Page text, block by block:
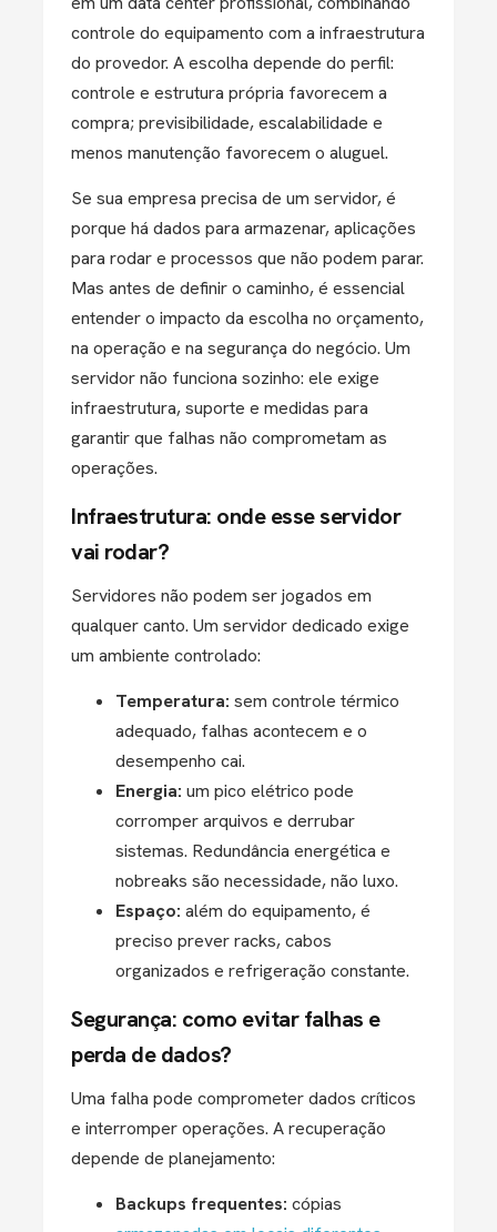
controle do equipamento com a infraestrutura
do provedor. A escolha depende do perfil:
controle e estrutura própria favorecem a
compra; previsibilidade, escalabilidade e
menos manutenção favorecem o aluguel.
Se sua empresa precisa de um servidor, é
porque há dados para armazenar, aplicações
para rodar e processos que não podem parar.
Mas antes de definir o caminho, é essencial
entender o impacto da escolha no orçamento,
na operação e na segurança do negócio. Um
servidor não funciona sozinho: ele exige
infraestrutura, suporte e medidas para
garantir que falhas não comprometam as
operações.
Infraestrutura: onde esse servidor
vai rodar?
Servidores não podem ser jogados em
qualquer canto. Um servidor dedicado exige
um ambiente controlado:
Temperatura: sem controle térmico
adequado, falhas acontecem e o
desempenho cai.
Energia: um pico elétrico pode
corromper arquivos e derrubar
sistemas. Redundância energética e
nobreaks são necessidade, não luxo.
Espaço: além do equipamento, é
preciso prever racks, cabos
organizados e refrigeração constante.
Segurança: como evitar falhas e
perda de dados?
Uma falha pode comprometer dados críticos
e interromper operações. A recuperação
depende de planejamento:
Backups frequentes: cópias